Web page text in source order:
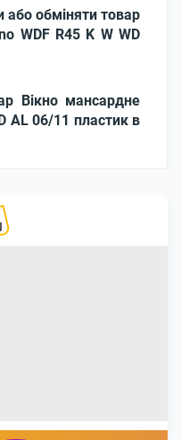
або обміняти товар
WDF R45 K W WD
Вікно мансардне
AL 06/11 пластик в